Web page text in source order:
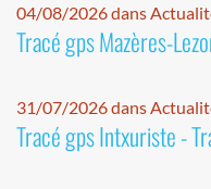
04/08/2026 dans
Tracé gps Mazères-
31/07/2026 dans
Tracé gps Intxuriste -